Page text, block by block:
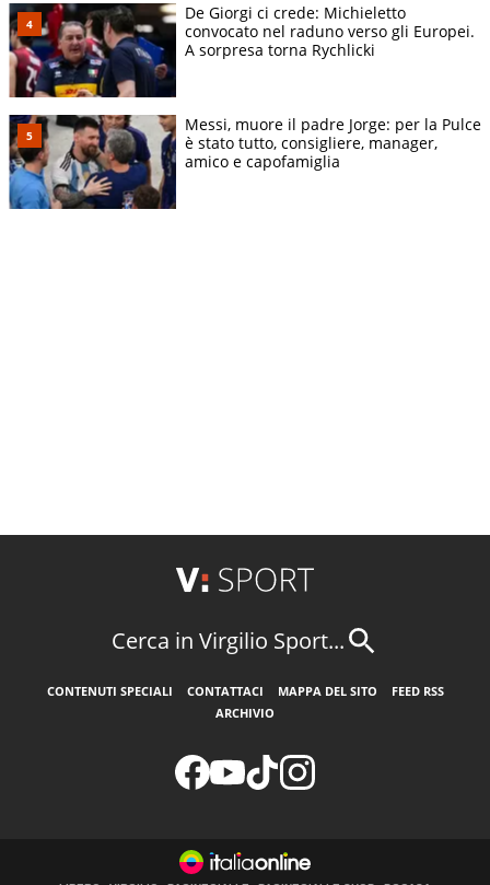
De Giorgi ci crede: Michieletto
convocato nel raduno verso gli Europei.
A sorpresa torna Rychlicki
Messi, muore il padre Jorge: per la Pulce
è stato tutto, consigliere, manager,
amico e capofamiglia
Cerca in Virgilio Sport...
CONTENUTI SPECIALI CONTATTACI MAPPA DEL SITO
FEED RSS
ARCHIVIO